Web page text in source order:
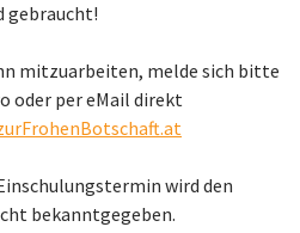
gebraucht!
mitzuarbeiten, melde sich bitte
oder per eMail direkt
wird den
bekanntgegeben.